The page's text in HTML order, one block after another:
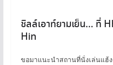
ชิลล์เอาท์ยามเย็น… ที่
Hin
ขอมาแนะนำสถานที่นั่งเล่นแฮ้